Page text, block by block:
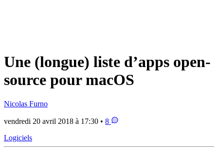
Une (longue) liste d’apps open-
source pour macOS
Nicolas Furno
vendredi 20 avril 2018 à 17:30 • 8
Logiciels